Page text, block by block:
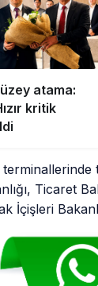
atama:
kritik
terminallerinde
Ticaret
İçişleri